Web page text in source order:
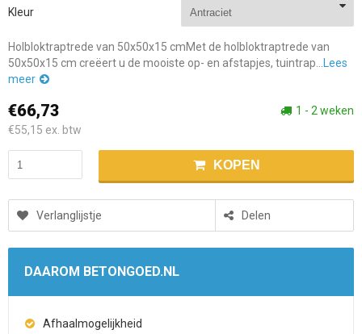
Kleur
Holbloktraptrede van 50x50x15 cmMet de holbloktraptrede van
50x50x15 cm creëert u de mooiste op- en afstapjes, tuintrap...
Lees
meer
€66,73
€55,15 ex. btw
1 - 2 weken
KOPEN
Verlanglijstje Delen
DAAROM BETONGOED.NL
Afhaalmogelijkheid